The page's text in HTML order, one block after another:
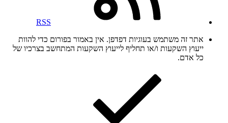
RSS
אתר זה משתמש בעוגיות דפדפן. אין באמור בפורום כדי להוות
ייעוץ השקעות ו/או תחליף לייעוץ השקעות המתחשב בצרכיו של
כל אדם.